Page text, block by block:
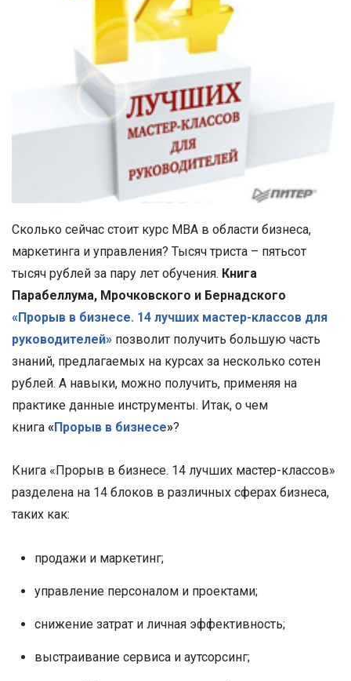
Сколько сейчас стоит курс MBA в области бизнеса,
маркетинга и управления? Тысяч триста – пятьсот
тысяч рублей за пару лет обучения. Книга
Парабеллума, Мрочковского и Бернадского
«Прорыв в бизнесе. 14 лучших мастер-классов для
руководителей» позволит получить большую часть
знаний, предлагаемых на курсах за несколько сотен
рублей. А навыки, можно получить, применяя на
практике данные инструменты. Итак, о чем
книга «Прорыв в бизнесе»?
Книга «Прорыв в бизнесе. 14 лучших мастер-классов»
разделена на 14 блоков в различных сферах бизнеса,
таких как:
продажи и маркетинг;
управление персоналом и проектами;
снижение затрат и личная эффективность;
выстраивание сервиса и аутсорсинг;